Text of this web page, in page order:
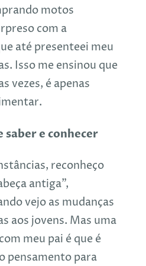
motos
com a
até presenteei meu
Isso me ensinou que
vezes, é apenas
e conhecer
reconheço
antiga”,
vejo as mudanças
aos jovens. Mas uma
meu pai é que é
pensamento para